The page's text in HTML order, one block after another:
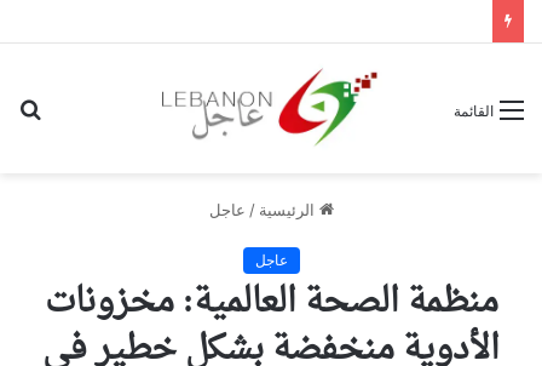
القائمة
الرئيسية / عاجل
عاجل
منظمة الصحة العالمية: مخزونات
الأدوية منخفضة بشكل خطير في